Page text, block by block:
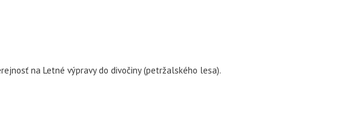
na Letné výpravy do divočiny (petržalského lesa).